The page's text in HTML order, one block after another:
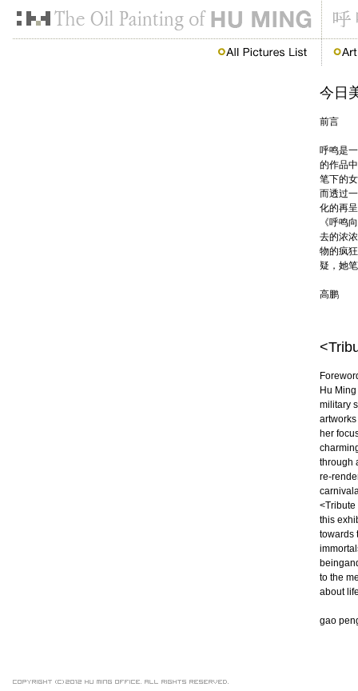
今日
前言
呼鸣是
的作品
笔下的
而透过
化的再
《呼鸣
去的浓
物的疯
疑，她
高鹏
Hu
military
her
through
re-
<Tribute
this
towards
to the
about
gao